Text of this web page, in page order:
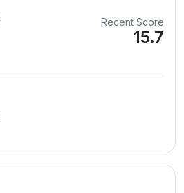
Recent Score
15.7